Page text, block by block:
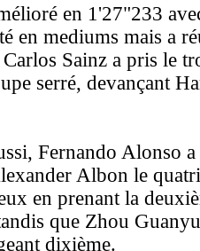
en 1'27"233
en mediums mais a
Sainz a pris le
serré, devançant
Fernando Alonso
Albon le
en prenant la
que Zhou
dixième.